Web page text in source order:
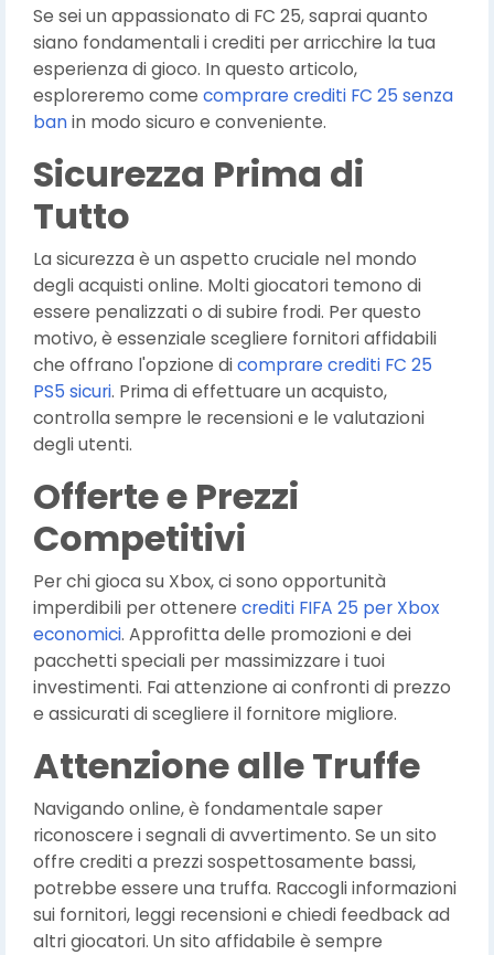
Se sei un appassionato di FC 25, saprai quanto
siano fondamentali i crediti per arricchire la tua
esperienza di gioco. In questo articolo,
esploreremo come comprare crediti FC 25 senza
banin modo sicuro e conveniente.
Sicurezza Prima di
Tutto
La sicurezza è un aspetto cruciale nel mondo
degli acquisti online. Molti giocatori temono di
essere penalizzati o di subire frodi. Per questo
motivo, è essenziale scegliere fornitori affidabili
che offrano l'opzione dicomprare crediti FC 25
PS5 sicuri. Prima di effettuare un acquisto,
controlla sempre le recensioni e le valutazioni
degli utenti.
Offerte e Prezzi
Competitivi
Per chi gioca su Xbox, ci sono opportunità
imperdibili per ottenere crediti FIFA 25 per Xbox
economici. Approfitta delle promozioni e dei
pacchetti speciali per massimizzare i tuoi
investimenti. Fai attenzione ai confronti di prezzo
e assicurati di scegliere il fornitore migliore.
Attenzione alle Truffe
Navigando online, è fondamentale saper
riconoscere i segnali di avvertimento. Se un sito
offre crediti a prezzi sospettosamente bassi,
potrebbe essere una truffa. Raccogli informazioni
sui fornitori, leggi recensioni e chiedi feedback ad
altri giocatori. Un sito affidabile è sempre